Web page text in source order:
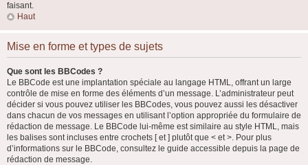
faisant.
Haut
Mise en forme et types de sujets
Que sont les BBCodes ?
Le BBCode est une implantation spéciale au langage HTML, offrant un large
contrôle de mise en forme des éléments d’un message. L’administrateur peut
décider si vous pouvez utiliser les BBCodes, vous pouvez aussi les désactiver
dans chacun de vos messages en utilisant l’option appropriée du formulaire de
rédaction de message. Le BBCode lui-même est similaire au style HTML, mais
les balises sont incluses entre crochets [ et ] plutôt que < et >. Pour plus
d’informations sur le BBCode, consultez le guide accessible depuis la page de
rédaction de message.